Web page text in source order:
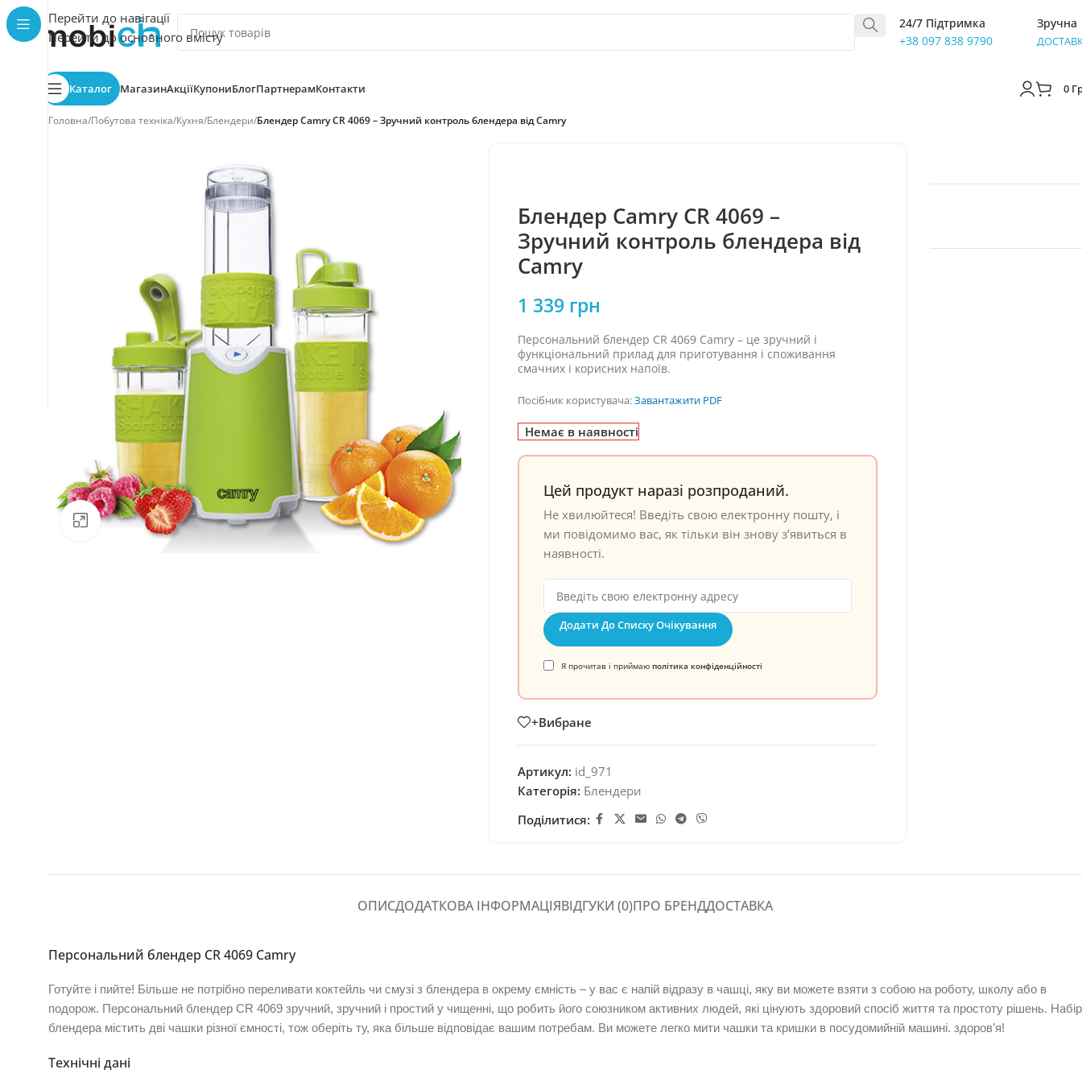
Перейти до навігації
Перейти до основного вмісту
24/7 Підтримка
+38 097 838 9790
Зручна
Каталог МагазинАкціїКупониБлогПартнерамКонтакти 0
Головна/Побутова техніка/Кухня/Блендери/Блендер Camry CR 4069 – Зручний контроль блендера від Camry
Натисніть, щоб збільшити
Блендер Camry CR 4069 –
Зручний контроль блендера від
Camry
1 339 грн
Персональний блендер CR 4069 Camry – це зручний і
функціональний прилад для приготування і споживання
смачних і корисних напоїв.
Посібник користувача:Завантажити PDF
Немає в наявності
Цей продукт наразі розпроданий.
Не хвилюйтеся! Введіть свою електронну пошту, і
ми повідомимо вас, як тільки він знову з’явиться в
наявності.
Додати До Списку Очікування
Я прочитав і приймаю політика конфіденційності
+Вибране
Артикул: id_971
Категорія: Блендери
Поділитися:
ОПИСДОДАТКОВА ІНФОРМАЦІЯВІДГУКИ (0)ПРО БРЕНДДОСТАВКА
Персональний блендер CR 4069 Camry
Готуйте і пийте! Більше не потрібно переливати коктейль чи смузі з блендера в окрему ємність – у вас є напій відразу в чашці, яку ви можете взяти з собою на роботу, школу або в
подорож. Персональний блендер CR 4069 зручний, зручний і простий у чищенні, що робить його союзником активних людей, які цінують здоровий спосіб життя та простоту рішень. Набір
блендера містить дві чашки різної ємності, тож оберіть ту, яка більше відповідає вашим потребам. Ви можете легко мити чашки та кришки в посудомийній машині. здоров’я!
Технічні дані